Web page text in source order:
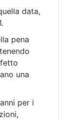
data,
pena
una
per i